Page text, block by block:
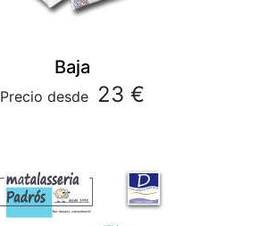
Baja
Precio desde 23 €